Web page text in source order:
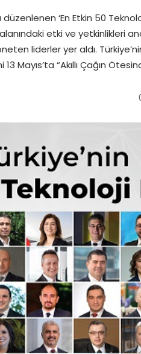
‘En Etkin 50
etki ve yetkinlikleri
liderler yer aldı.
Mayıs’ta “Akıllı Çağın